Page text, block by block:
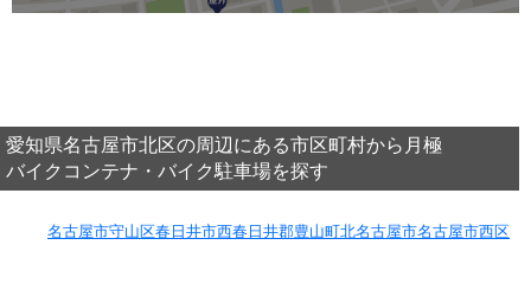
愛知県名古屋市北区の周辺にある市区町村から月極
バイクコンテナ・バイク駐車場を探す
名古屋市守山区春日井市西春日井郡豊山町北名古屋市名古屋市西区